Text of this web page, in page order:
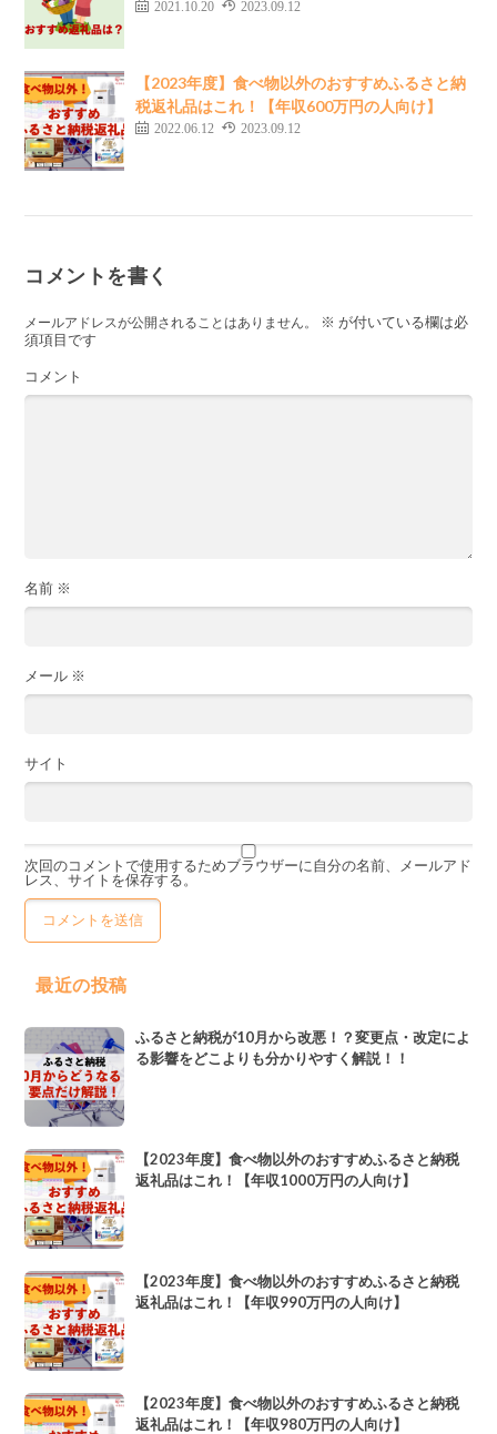
2021.10.20 2023.09.12
【2023年度】食べ物以外のおすすめふるさと納
税返礼品はこれ！【年収600万円の人向け】
2022.06.12 2023.09.12
コメントを書く
メールアドレスが公開されることはありません。 ※ が付いている欄は必
須項目です
コメント
名前 ※
メール ※
サイト
次回のコメントで使用するためブラウザーに自分の名前、メールアド
レス、サイトを保存する。
最近の投稿
ふるさと納税が10月から改悪！？変更点・改定によ
る影響をどこよりも分かりやすく解説！！
【2023年度】食べ物以外のおすすめふるさと納税
返礼品はこれ！【年収1000万円の人向け】
【2023年度】食べ物以外のおすすめふるさと納税
返礼品はこれ！【年収990万円の人向け】
【2023年度】食べ物以外のおすすめふるさと納税
返礼品はこれ！【年収980万円の人向け】